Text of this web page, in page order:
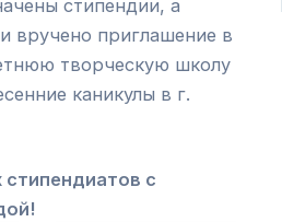
стипендии, а
вручено приглашение в
творческую школу
каникулы в г.
с